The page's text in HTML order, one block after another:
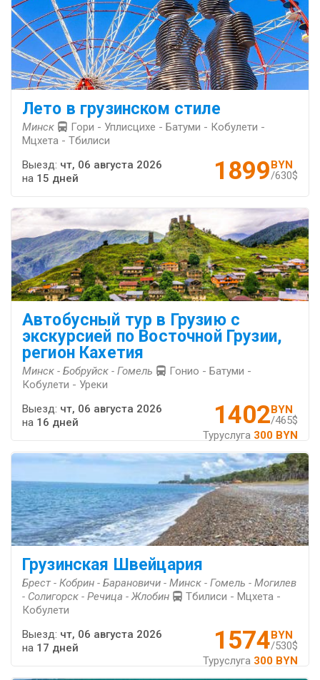
Лето в грузинском стиле
Минск
Гори - Уплисцихе - Батуми - Кобулети -
Мцхета - Тбилиси
1899 BYN
/630$
Выезд: чт, 06 августа 2026
на 15 дней
Автобусный тур в Грузию с
экскурсией по Восточной Грузии,
регион Кахетия
Минск - Бобруйск - Гомель
Гонио - Батуми -
Кобулети - Уреки
1402BYN
/465$
Туруслуга 300 BYN
Выезд: чт, 06 августа 2026
на 16 дней
Грузинская Швейцария
Брест - Кобрин - Барановичи - Минск - Гомель - Могилев
- Солигорск - Речица - Жлобин
Тбилиси - Мцхета -
Кобулети
1574BYN
/530$
Туруслуга 300 BYN
Выезд: чт, 06 августа 2026
на 17 дней